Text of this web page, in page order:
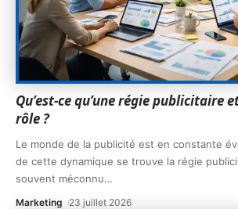
Qu’est-ce qu’une régie publicitaire
rôle ?
Le monde de la publicité est en constante
de cette dynamique se trouve la régie
souvent méconnu…
Marketing 23 juillet 2026